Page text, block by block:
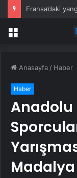
Fransa’daki
Menü
Anasayfa / Haber
Haber
Anadolu
Madalya